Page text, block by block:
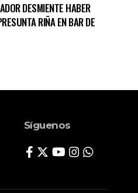
DESMIENTE HABER
RIÑA EN BAR DE
Síguenos